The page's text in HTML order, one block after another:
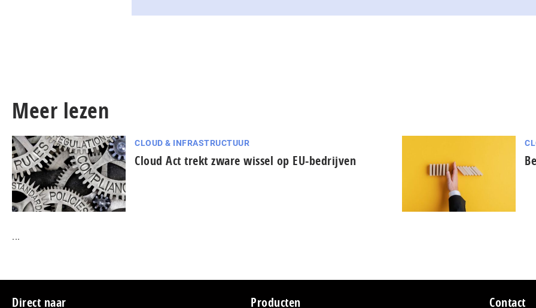
Meer lezen
CLOUD & INFRASTRUCTUUR
Cloud Act trekt zware wissel op EU-bedrijven
...
Direct naar Producten Contact